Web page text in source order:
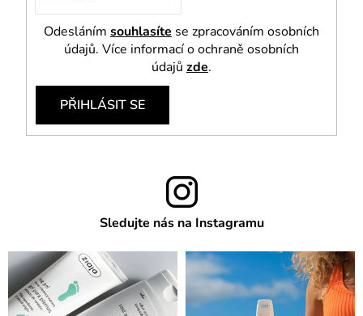
Odesláním souhlasíte se zpracováním osobních
údajů. Více informací o ochraně osobních
údajů zde.
PŘIHLÁSIT SE
Sledujte nás na Instagramu